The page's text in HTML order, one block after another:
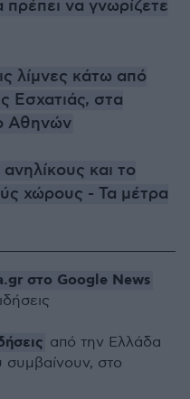
να γνωρίζετε
λίμνες κάτω από
Εσχατιάς, στα
Αθηνών
και το
χώρους - Τα μέτρα
στο Google News
από την Ελλάδα
συμβαίνουν, στο